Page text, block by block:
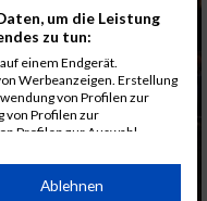
um die Leistung
zu tun:
einem Endgerät.
Werbeanzeigen. Erstellung
von Profilen zur
von Profilen zur
Profilen zur Auswahl
durch Statistiken oder
Entwicklung und
Ablehnen